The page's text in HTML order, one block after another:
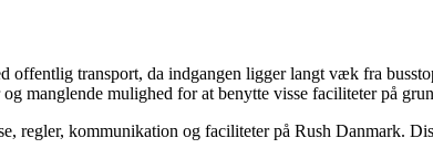
offentlig transport, da indgangen ligger langt væk fra
manglende mulighed for at benytte visse faciliteter på
regler, kommunikation og faciliteter på Rush Danmark.